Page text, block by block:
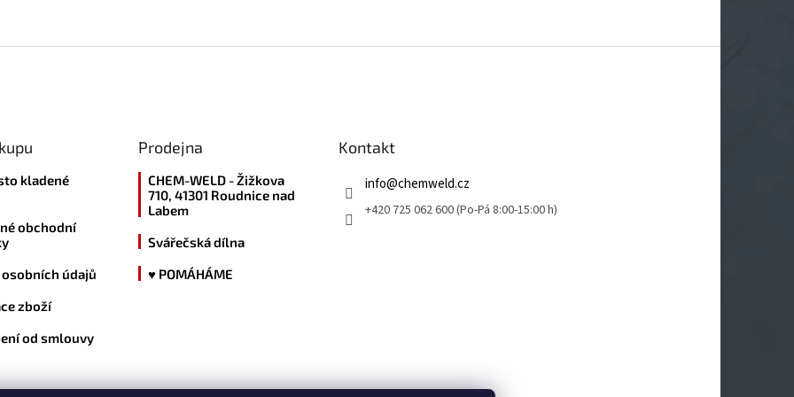
kladené
obchodní
osobních údajů
zboží
od smlouvy
Prodejna
CHEM-WELD - Žižkova
710, 41301 Roudnice nad
Labem
Svářečská dílna
♥ POMÁHÁME
Kontakt
info@chemweld.cz
+420 725 062 600 (Po-Pá 8:00-15:00 h)